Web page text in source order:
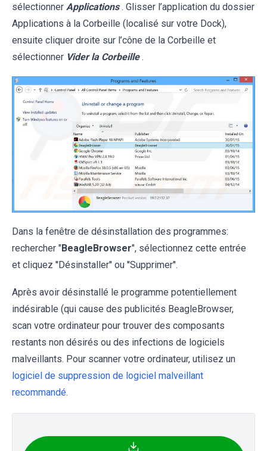
sélectionner Applications . Glisser l’application du dossier
Applications à la Corbeille (localisé sur votre Dock),
ensuite cliquer droite sur l’cône de la Corbeille et
sélectionner Vider la Corbeille .
Dans la fenêtre de désinstallation des programmes:
rechercher "BeagleBrowser", sélectionnez cette entrée
et cliquez ''Désinstaller'' ou ''Supprimer''.
Après avoir désinstallé le programme potentiellement
indésirable (qui cause des publicités BeagleBrowser,
scan votre ordinateur pour trouver des composants
restants non désirés ou des infections de logiciels
malveillants. Pour scanner votre ordinateur, utilisez un
logiciel de suppression de logiciel malveillant
recommandé.